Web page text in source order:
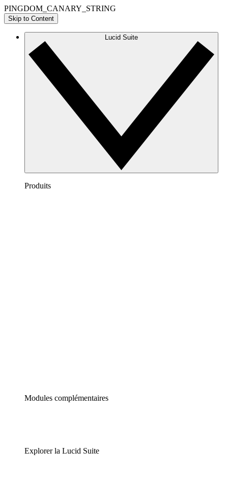
PINGDOM_CANARY_STRING
Skip to Content
Lucid Suite
Produits
Modules complémentaires
Explorer la Lucid Suite